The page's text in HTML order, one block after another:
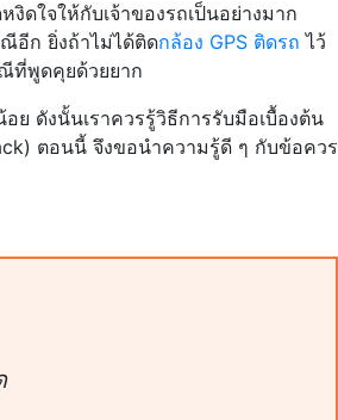
ดใจให้กับเจ้าของรถเป็นอย่างมาก
ณีอีก ยิ่งถ้าไม่ได้ติดกล้อง GPS ติดรถ ไว้
ณีที่พูดคุยด้วยยาก
ย ดังนั้นเราควรรู้วิธีการรับมือเบื้องต้น
ตอนนี้ จึงขอนำความรู้ดี ๆ กับข้อควร